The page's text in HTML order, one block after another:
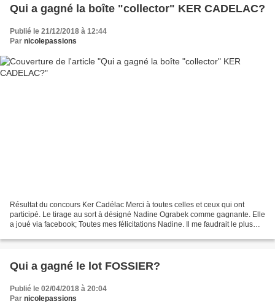
Qui a gagné la boîte "collector" KER CADELAC?
Publié le 21/12/2018 à 12:44
Par nicolepassions
Résultat du concours Ker Cadélac Merci à toutes celles et ceux qui ont
participé. Le tirage au sort à désigné Nadine Ograbek comme gagnante. Elle
a joué via facebook; Toutes mes félicitations Nadine. Il me faudrait le plus
Qui a gagné le lot FOSSIER?
Publié le 02/04/2018 à 20:04
Par nicolepassions